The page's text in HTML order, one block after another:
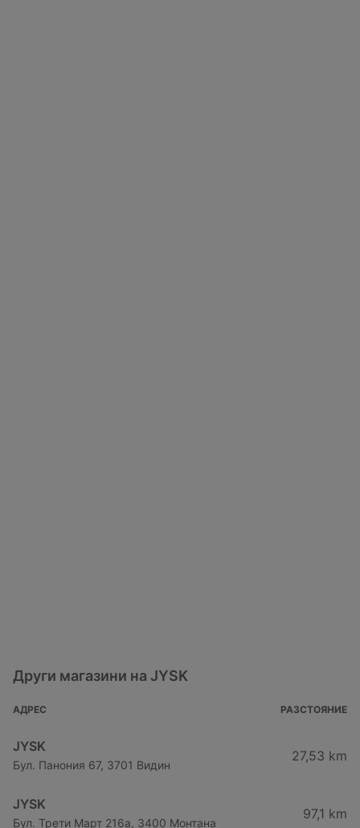
Други магазини на JYSK
АДРЕС РАЗСТОЯНИЕ
JYSK
Бул. Панония 67, 3701 Видин
27,53 km
JYSK
Бул. Трети Март 216a, 3400 Монтана
97,1 km